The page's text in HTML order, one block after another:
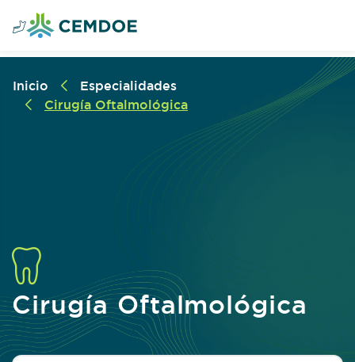
Inicio
Especialidades
Cirugía Oftalmológica
Cirugía Oftalmológica